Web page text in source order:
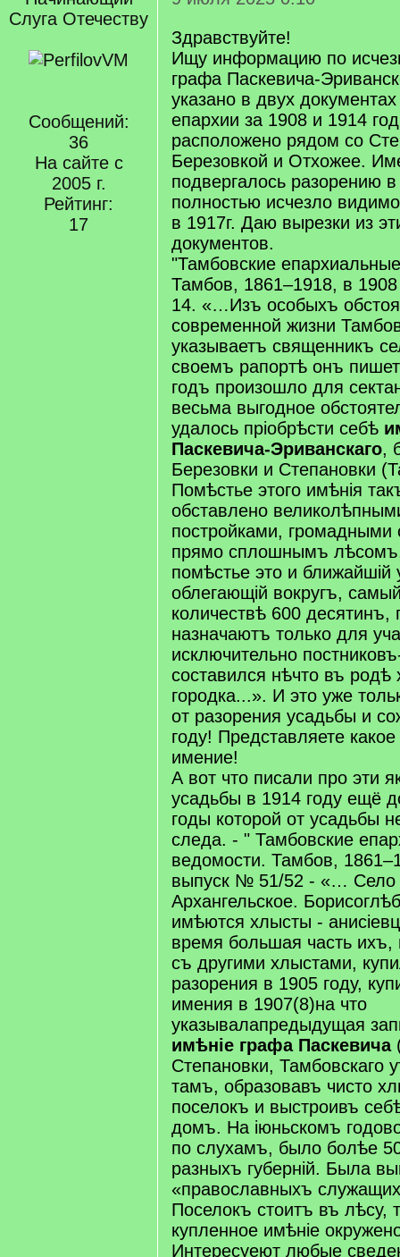
Слуга Отечеству
Сообщений:
36
На сайте с
2005 г.
Рейтинг:
17
Здравствуйте!
Ищу информацию по
графа Паскевича-
указано в двух
епархии за 1908 и 1914
расположено рядом со
Березовкой и Отхожее.
подвергалось разорению
полностью исчезло
в 1917г. Даю вырезки из
документов.
"Тамбовские
Тамбов, 1861–1918, в
14. «…Изъ особыхъ
современной жизни
указываетъ священникъ
своемъ рапортѣ онъ
годъ произошло для
весьма выгодное
удалось пріобрѣсти себѣ
Паскевича-Эриванскаго,
Березовки и Степановки
Помѣстье этого имѣнія
обставлено
постройками,
прямо сплошнымъ
помѣстье это и ближайшій
облегающій вокругъ,
количествѣ 600 десятинъ,
назначаютъ только для
исключительно
составился нѣчто въ родѣ
городка...». И это уже
от разорения усадьбы и
году! Представляете
имение!
А вот что писали про эти
усадьбы в 1914 году ещё
годы которой от усадьбы
следа. - " Тамбовские
ведомости. Тамбов,
выпуск № 51/52 - «… Село
Архангельское.
имѣются хлысты -
время большая часть ихъ,
съ другими хлыстами,
разорения в 1905 году,
имения в 1907(8)на что
указывалапредыдущая
имѣніе графа Паскевича
Степановки, Тамбовскаго
тамъ, образовавъ чисто
поселокъ и выстроивъ
домъ. На іюньскомъ
по слухамъ, было болѣе
разныхъ губерній. Была
«православныхъ
Поселокъ стоитъ въ лѣсу,
купленное имѣніе
Интересуеют любые